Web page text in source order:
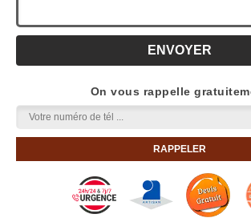
On vous rappelle